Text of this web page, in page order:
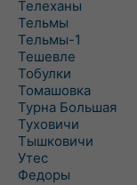
Телеханы
Тельмы
Тельмы-1
Тешевле
Тобулки
Томашовка
Турна Большая
Туховичи
Тышковичи
Утес
Федоры